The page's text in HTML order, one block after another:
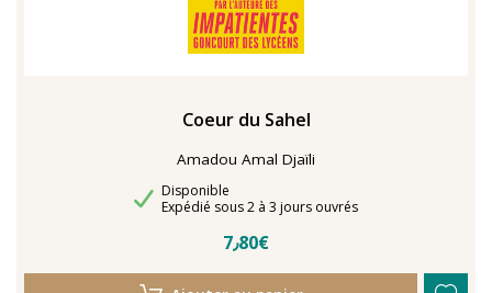
Coeur du Sahel
Amadou Amal Djaïli
Disponibilité
Disponible
Délais de livraison
Expédié sous 2 à 3 jours ouvrés
7٫80€